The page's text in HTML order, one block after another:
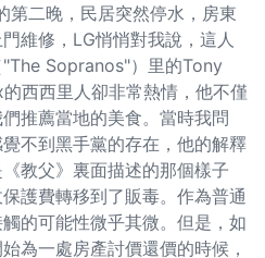
二晚，民居突然停水，房東
維修，LG悄悄對我說，這人
Sopranos"）里的Tony
西西里人卻非常熱情，他不僅
推薦當地的美食。當時我問
不到黑手黨的存在，他的解釋
教父》裏面描述的那個樣子
護費轉移到了販毒。作為普通
的可能性微乎其微。但是，如
為一處房產討價還價的時候，